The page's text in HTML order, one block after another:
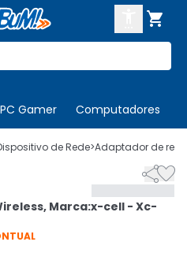

PC Gamer Computadores
SE
de Rede>Adaptador de rede

Marca:x-cell - Xc-